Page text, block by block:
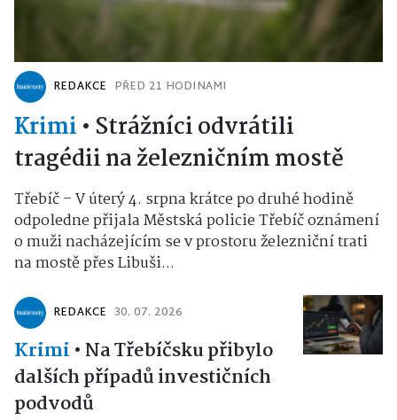
REDAKCE PŘED 21 HODINAMI
Krimi • Strážníci odvrátili
tragédii na železničním mostě
Třebíč – V úterý 4. srpna krátce po druhé hodině
odpoledne přijala Městská policie Třebíč oznámení
o muži nacházejícím se v prostoru železniční trati
na mostě přes Libuši...
REDAKCE 30. 07. 2026
Krimi • Na Třebíčsku přibylo
dalších případů investičních
podvodů